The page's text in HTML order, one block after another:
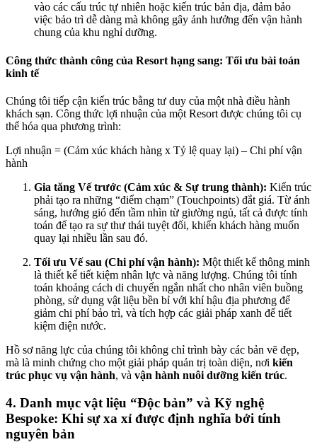
vào các cấu trúc tự nhiên hoặc kiến trúc bản địa, đảm bảo
việc bảo trì dễ dàng mà không gây ảnh hưởng đến vận hành
chung của khu nghỉ dưỡng.
Công thức thành công của Resort hạng sang: Tối ưu bài toán
kinh tế
Chúng tôi tiếp cận kiến trúc bằng tư duy của một nhà điều hành
khách sạn. Công thức lợi nhuận của một Resort được chúng tôi cụ
thể hóa qua phương trình:
Lợi nhuận = (Cảm xúc khách hàng x Tỷ lệ quay lại) – Chi phí vận
hành
Gia tăng Vế trước (Cảm xúc & Sự trung thành): Kiến trúc
phải tạo ra những “điểm chạm” (Touchpoints) đắt giá. Từ ánh
sáng, hướng gió đến tầm nhìn từ giường ngủ, tất cả được tính
toán để tạo ra sự thư thái tuyệt đối, khiến khách hàng muốn
quay lại nhiều lần sau đó.
Tối ưu Vế sau (Chi phí vận hành): Một thiết kế thông minh
là thiết kế tiết kiệm nhân lực và năng lượng. Chúng tôi tính
toán khoảng cách di chuyển ngắn nhất cho nhân viên buồng
phòng, sử dụng vật liệu bền bỉ với khí hậu địa phương để
giảm chi phí bảo trì, và tích hợp các giải pháp xanh để tiết
kiệm điện nước.
Hồ sơ năng lực của chúng tôi không chỉ trình bày các bản vẽ đẹp,
mà là minh chứng cho một giải pháp quản trị toàn diện, nơi kiến
trúc phục vụ vận hành, và vận hành nuôi dưỡng kiến trúc.
4. Danh mục vật liệu “Độc bản” và Kỹ nghệ
Bespoke: Khi sự xa xỉ được định nghĩa bởi tính
nguyên bản